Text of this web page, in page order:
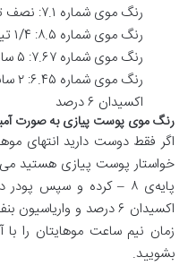
رنگ موی شماره ۷.۱: نصف تیوپ
رنگ موی شماره ۸.۵: ۱/۴ تیوپ
رنگ موی شماره ۷.۶۷: ۵ سانت
رنگ موی شماره ۶.۴۵: ۲ سانت
اکسیدان ۶ درصد
رنگ موی پوست پیازی به صورت
اگر فقط دوست دارید انتهای
خواستار پوست پیازی هستید
پایه‌ی ۸ – کرده و سپس
اکسیدان ۶ درصد و
زمان نیم ساعت موهایتان را
بشویید.